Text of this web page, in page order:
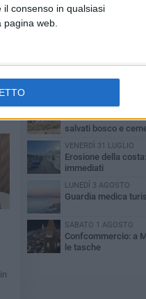
consenso in qualsiasi
web.
PIÙ LETTI QUESTA SETTIMANA
Basilicata:
LUNEDÌ 3 AGOSTO
Basilicata: passata
VENERDÌ 31 LUGLIO
Incendio nel Parco
salvati bosco e
VENERDÌ 31 LUGLIO
Erosione della
immediati
LUNEDÌ 3 AGOSTO
Guardia medica
SABATO 1 AGOSTO
Confcommercio: a
le tasche